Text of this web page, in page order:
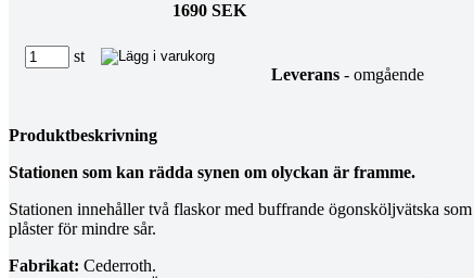
1690 SEK
st
Leverans - omgående
Produktbeskrivning
Stationen som kan rädda synen om olyckan är framme.
Stationen innehåller två flaskor med buffrande ögonsköljvätska
plåster för mindre sår.
Fabrikat: Cederroth.